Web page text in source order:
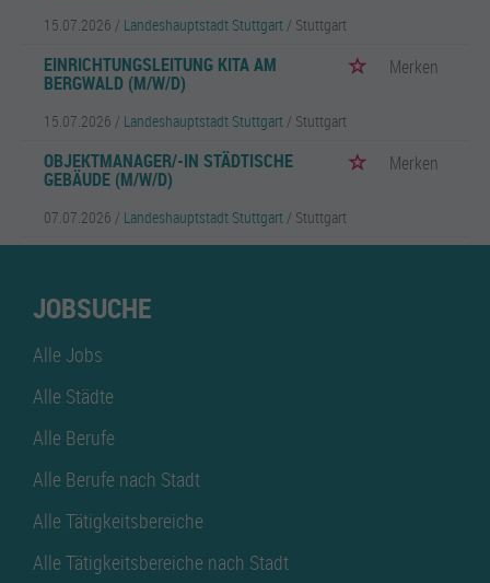
15.07.2026 / Landeshauptstadt Stuttgart / Stuttgart
EINRICHTUNGSLEITUNG KITA AM
BERGWALD (M/W/D)
Merken
15.07.2026 / Landeshauptstadt Stuttgart / Stuttgart
OBJEKTMANAGER/-IN STÄDTISCHE
GEBÄUDE (M/W/D)
Merken
07.07.2026 / Landeshauptstadt Stuttgart / Stuttgart
JOBSUCHE
Alle Jobs
Alle Städte
Alle Berufe
Alle Berufe nach Stadt
Alle Tätigkeitsbereiche
Alle Tätigkeitsbereiche nach Stadt